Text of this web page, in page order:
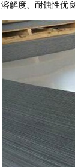
度、耐蚀性优良